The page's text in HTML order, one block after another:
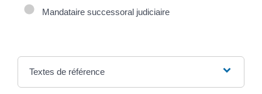
Mandataire successoral judiciaire
Textes de référence